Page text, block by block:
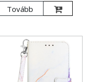
Tovább